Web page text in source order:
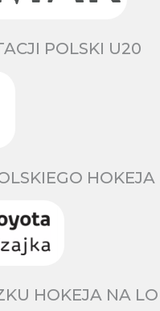
POLSKI U20
HOKEJA
HOKEJA NA